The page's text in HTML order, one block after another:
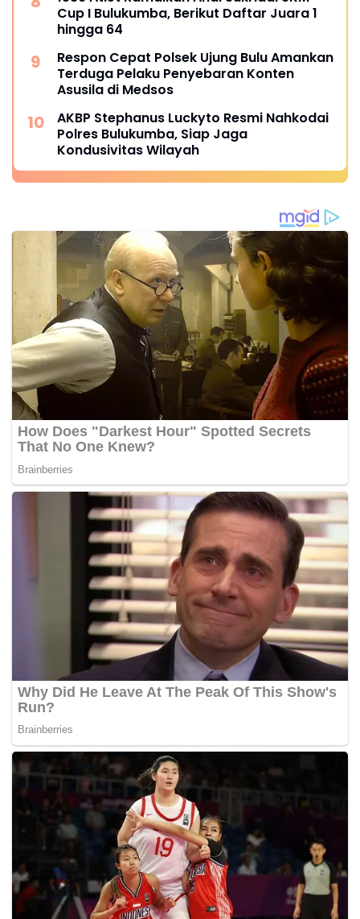
Cup I Bulukumba, Berikut Daftar Juara 1
hingga 64
Respon Cepat Polsek Ujung Bulu Amankan
Terduga Pelaku Penyebaran Konten
Asusila di Medsos
AKBP Stephanus Luckyto Resmi Nahkodai
Polres Bulukumba, Siap Jaga
Kondusivitas Wilayah